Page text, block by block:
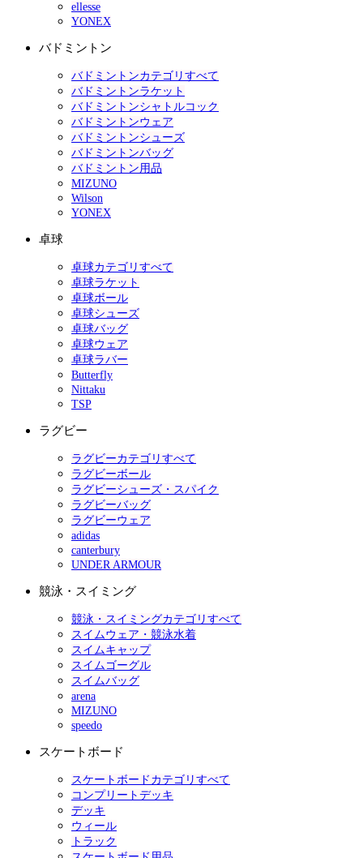
ellesse
YONEX
バドミントン
バドミントンカテゴリすべて
バドミントンラケット
バドミントンシャトルコック
バドミントンウェア
バドミントンシューズ
バドミントンバッグ
バドミントン用品
MIZUNO
Wilson
YONEX
卓球
卓球カテゴリすべて
卓球ラケット
卓球ボール
卓球シューズ
卓球バッグ
卓球ウェア
卓球ラバー
Butterfly
Nittaku
TSP
ラグビー
ラグビーカテゴリすべて
ラグビーボール
ラグビーシューズ・スパイク
ラグビーバッグ
ラグビーウェア
adidas
canterbury
UNDER ARMOUR
競泳・スイミング
競泳・スイミングカテゴリすべて
スイムウェア・競泳水着
スイムキャップ
スイムゴーグル
スイムバッグ
arena
MIZUNO
speedo
スケートボード
スケートボードカテゴリすべて
コンプリートデッキ
デッキ
ウィール
トラック